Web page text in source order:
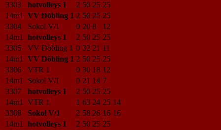
3303
hotvolleys 1 2 50 25 25
14m1
VV Döbling 1 2 50 25 25
3304
Sokol V/1 0 20 8
12
14m1
hotvolleys 1 2 50 25 25
3305
VV Döbling 1 0 32 21 11
14m1
VV Döbling 1 2 50 25 25
3306
VTR 1 0 30 18 12
14m1
Sokol V/1 0 21 14 7
3307
hotvolleys 1 2 50 25 25
14m1
VTR 1 1 63 24 25 14
3308
Sokol V/1 2 58 26 16 16
14m1
hotvolleys 1 2 50 25 25